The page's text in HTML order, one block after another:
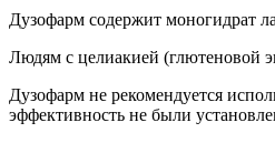
Дузофарм содержит моногидрат
Людям с целиакией (глютеновой
Дузофарм не рекомендуется
эффективность не были